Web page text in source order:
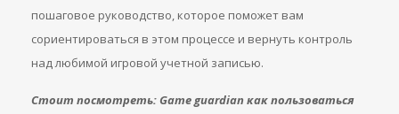
пошаговое руководство, которое поможет вам
сориентироваться в этом процессе и вернуть контроль
над любимой игровой учетной записью.
Стоит посмотреть: Game guardian как пользоваться